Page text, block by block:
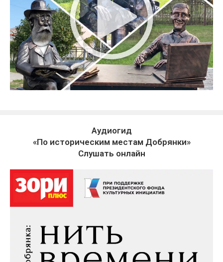
Аудиогид
«По историческим местам Добрянки»
Слушать онлайн